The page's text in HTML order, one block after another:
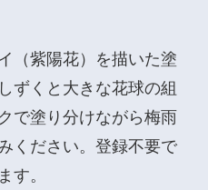
（紫陽花）を描いた塗
ずくと大きな花球の組
で塗り分けながら梅雨
ください。登録不要で
す。